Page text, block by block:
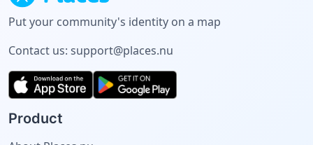
Put your community's identity on a map
Contact us: support@places.nu
Product